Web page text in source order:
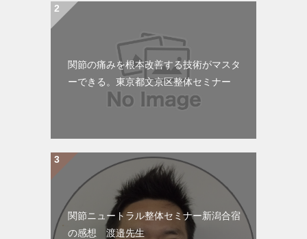
関節の痛みを根本改善する技術がマスタ
ーできる。東京都文京区整体セミナー
関節ニュートラル整体セミナー新潟合宿
の感想 渡邉先生